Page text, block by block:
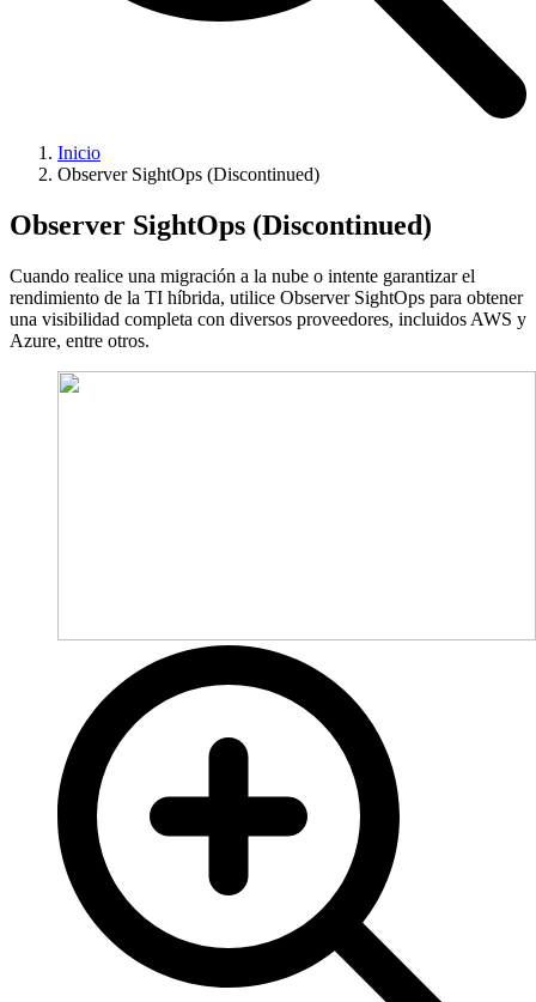
Inicio
Observer SightOps (Discontinued)
Observer SightOps (Discontinued)
Cuando realice una migración a la nube o intente garantizar el
rendimiento de la TI híbrida, utilice Observer SightOps para obtener
una visibilidad completa con diversos proveedores, incluidos AWS y
Azure, entre otros.